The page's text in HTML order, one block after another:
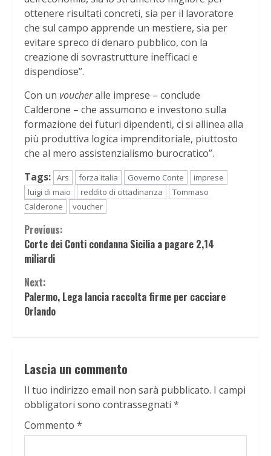
ottenere risultati concreti, sia per il lavoratore
che sul campo apprende un mestiere, sia per
evitare spreco di denaro pubblico, con la
creazione di sovrastrutture inefficaci e
dispendiose”.
Con un voucheralle imprese – conclude
Calderone – che assumono e investono sulla
formazione dei futuri dipendenti, ci si allinea alla
più produttiva logica imprenditoriale, piuttosto
che al mero assistenzialismo burocratico”.
Tags: Ars forza italia Governo Conte
imprese
luigi di maio
reddito di cittadinanza
Tommaso
Calderone
voucher
Continue
Reading
Previous:
Corte dei Conti condanna Sicilia a pagare 2,14
miliardi
Next:
Palermo, Lega lancia raccolta firme per cacciare
Orlando
Lascia un commento
Il tuo indirizzo email non sarà pubblicato. I campi
obbligatori sono contrassegnati *
Commento *